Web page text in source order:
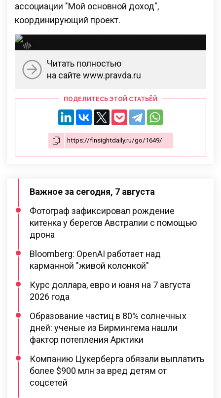
ассоциации "Мой основной доход",
координирующий проект.
Читать полностью
на сайте www.pravda.ru
ПОДЕЛИТЕСЬ ЭТОЙ СТАТЬЁЙ
Важное за сегодня, 7 августа
Фотограф зафиксировал рождение
китенка у берегов Австралии с помощью
дрона
Bloomberg: OpenAI работает над
карманной "живой колонкой"
Курс доллара, евро и юаня на 7 августа
2026 года
Образование частиц в 80% солнечных
дней: ученые из Бирмингема нашли
фактор потепления Арктики
Компанию Цукерберга обязали выплатить
более $900 млн за вред детям от
соцсетей